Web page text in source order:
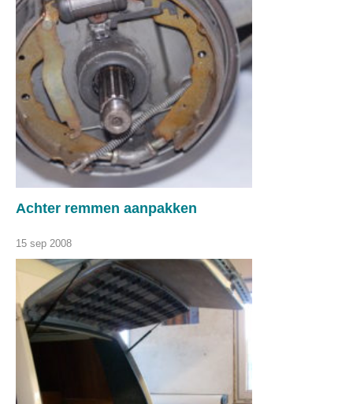
Achter remmen aanpakken
15 sep 2008